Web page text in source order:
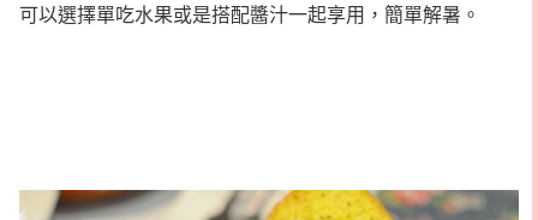
可以選擇單吃水果或是搭配醬汁一起享用，簡單解暑。